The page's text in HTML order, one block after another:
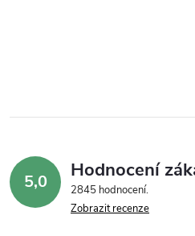
5,0 Hodnocení
2845 hodnocení
Zobrazit recenze